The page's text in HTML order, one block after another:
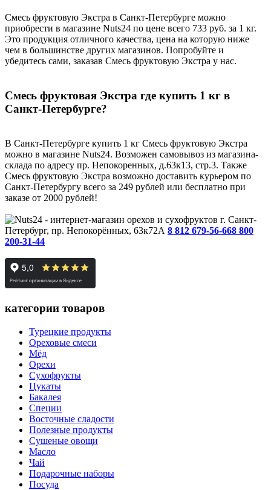
Смесь фруктовую Экстра в Санкт-Петербурге можно
приобрести в магазине Nuts24 по цене всего 733 руб. за 1 кг.
Это продукция отличного качества, цена на которую ниже
чем в большинстве других магазинов. Попробуйте и
убедитесь сами, заказав Смесь фруктовую Экстра у нас.
Смесь фруктовая Экстра где купить 1 кг в
Санкт-Петербурге?
В Санкт-Петербурге купить 1 кг Смесь фруктовую Экстра
можно в магазине Nuts24. Возможен самовывоз из магазина-
склада по адресу пр. Непокоренных, д.63к13, стр.3. Также
Смесь фруктовую Экстра возможно доставить курьером по
Санкт-Петербургу всего за 249 рублей или бесплатно при
заказе от 2000 рублей!
г. Санкт-
Петербург, пр. Непокорённых, 63к72А 8 812 679-56-668 800
200-31-44
категории товаров
Турецкие продукты
Ореховые смеси
Мёд
Орехи
Сухофрукты
Цукаты
Бакалея
Специи
Восточные сладости
Полезные продукты
Сушеные овощи
Масло
Чай
Подарочные наборы
Посуда